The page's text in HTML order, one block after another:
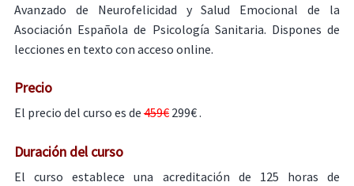
Avanzado de Neurofelicidad y Salud Emocional de la
Asociación Española de Psicología Sanitaria. Dispones de
lecciones en texto con acceso online.
Precio
El precio del curso es de 459€299€ .
Duración del curso
El curso establece una acreditación de 125 horas de